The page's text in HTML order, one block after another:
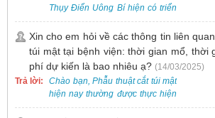
HPV và tầm soát ung thư cổ tử
Thụy Điển Uông Bí hiện có triển
khai dịch vụ tiêm vắc-xin cho trẻ
dưới 2 tuổi.
Xin cho em hỏi về các thông tin liên
túi mật tại bệnh viện: thời gian mổ, thời
phí dự kiến là bao nhiêu ạ? (14/03/2025)
Trả lời:
Chào bạn, Phẫu thuật cắt túi mật
hiện nay thường được thực hiện
bằng phương pháp nội soi, đây